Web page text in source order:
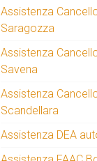
Assistenza
Saragozza
Assistenza
Savena
Assistenza
Scandellara
Assistenza DEA